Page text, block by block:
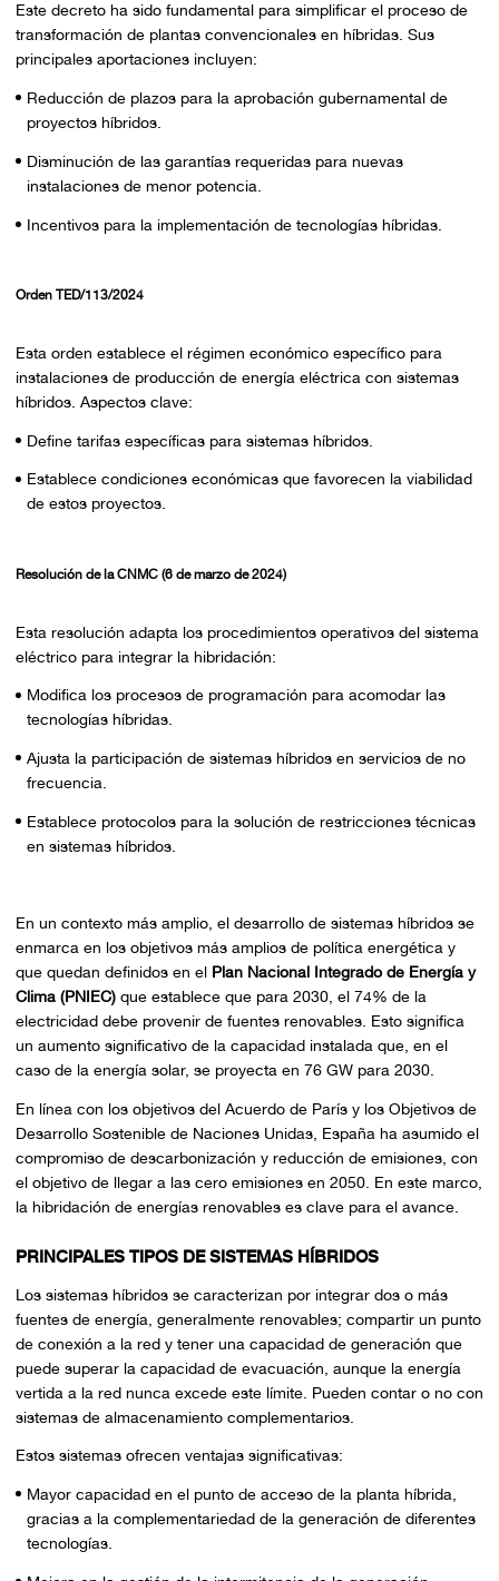
Este decreto ha sido fundamental para simplificar el proceso de
transformación de plantas convencionales en híbridas. Sus
principales aportaciones incluyen:
Reducción de plazos para la aprobación gubernamental de
proyectos híbridos.
Disminución de las garantías requeridas para nuevas
instalaciones de menor potencia.
Incentivos para la implementación de tecnologías híbridas.
Orden TED/113/2024
Esta orden establece el régimen económico específico para
instalaciones de producción de energía eléctrica con sistemas
híbridos. Aspectos clave:
Define tarifas específicas para sistemas híbridos.
Establece condiciones económicas que favorecen la viabilidad
de estos proyectos.
Resolución de la CNMC (6 de marzo de 2024)
Esta resolución adapta los procedimientos operativos del sistema
eléctrico para integrar la hibridación:
Modifica los procesos de programación para acomodar las
tecnologías híbridas.
Ajusta la participación de sistemas híbridos en servicios de no
frecuencia.
Establece protocolos para la solución de restricciones técnicas
en sistemas híbridos.
En un contexto más amplio, el desarrollo de sistemas híbridos se
enmarca en los objetivos más amplios de política energética y
que quedan definidos en el Plan Nacional Integrado de Energía y
Clima (PNIEC) que establece que para 2030, el 74% de la
electricidad debe provenir de fuentes renovables. Esto significa
un aumento significativo de la capacidad instalada que, en el
caso de la energía solar, se proyecta en 76 GW para 2030.
En línea con los objetivos del Acuerdo de París y los Objetivos de
Desarrollo Sostenible de Naciones Unidas, España ha asumido el
compromiso de descarbonización y reducción de emisiones, con
el objetivo de llegar a las cero emisiones en 2050. En este marco,
la hibridación de energías renovables es clave para el avance.
PRINCIPALES TIPOS DE SISTEMAS HÍBRIDOS
Los sistemas híbridos se caracterizan por integrar dos o más
fuentes de energía, generalmente renovables; compartir un punto
de conexión a la red y tener una capacidad de generación que
puede superar la capacidad de evacuación, aunque la energía
vertida a la red nunca excede este límite. Pueden contar o no con
sistemas de almacenamiento complementarios.
Estos sistemas ofrecen ventajas significativas:
Mayor capacidad en el punto de acceso de la planta híbrida,
gracias a la complementariedad de la generación de diferentes
tecnologías.